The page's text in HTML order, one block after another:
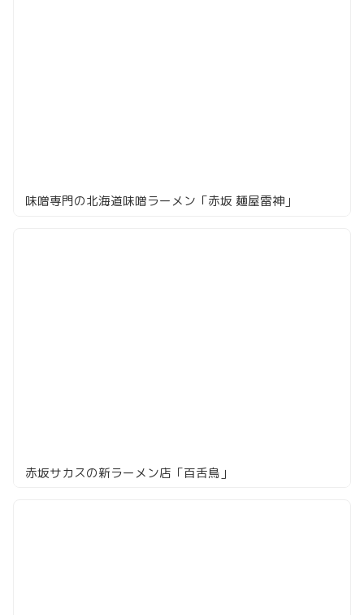
味噌専門の北海道味噌ラーメン「赤坂 麺屋雷神」
赤坂サカスの新ラーメン店「百舌鳥」